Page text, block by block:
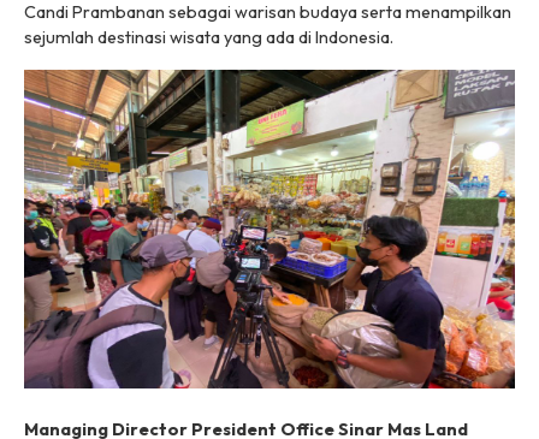
Candi Prambanan sebagai warisan budaya serta menampilkan
sejumlah destinasi wisata yang ada di Indonesia.
Managing Director President Office Sinar Mas Land